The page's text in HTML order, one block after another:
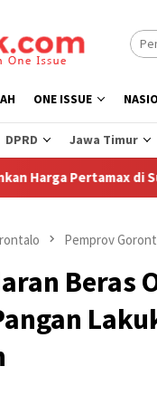
ONE ISSUE
DPRD Jawa Timur
di Sulawesi Mulai
Pemprov
Beras